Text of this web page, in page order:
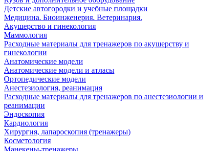
Детские автогородки и учебные площадки
Медицина. Биоинженерия. Ветеринария.
Акушерство и гинекология
Маммология
Расходные материалы для тренажеров по акушерству и
гинекологии
Анатомические модели
Анатомические модели и атласы
Ортопедические модели
Анестезиология, реанимация
Расходные материалы для тренажеров по анестезиологии и
реанимации
Эндоскопия
Кардиология
Хирургия, лапароскопия (тренажеры)
Косметология
Манекены-тренажеры